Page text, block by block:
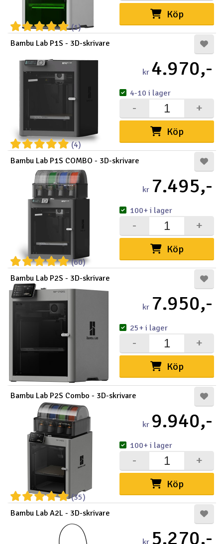
(1)
Köp
Bambu Lab P1S - 3D-skrivare
(4)
kr 4.970,-
Köp
+
-
4-10 i lager
Bambu Lab P1S COMBO - 3D-skrivare
(60)
kr 7.495,-
Köp
+
-
100+ i lager
Bambu Lab P2S - 3D-skrivare
kr 7.950,-
Köp
+
-
25+ i lager
Bambu Lab P2S Combo - 3D-skrivare
(35)
kr 9.940,-
Köp
+
-
100+ i lager
Bambu Lab A2L - 3D-skrivare
kr 5.270,-